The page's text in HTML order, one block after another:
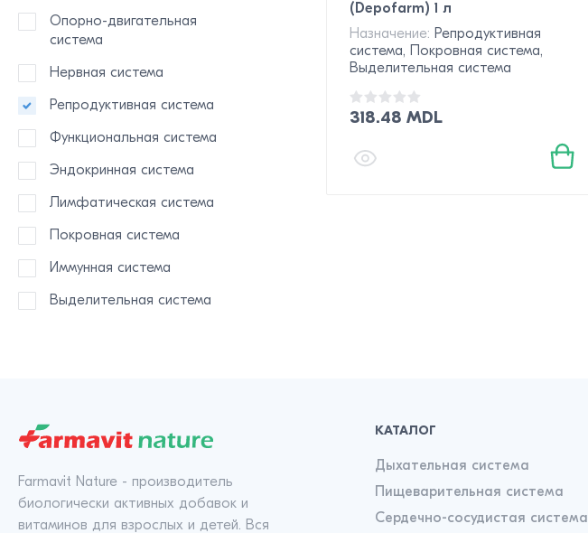
Опорно-двигательная
система
Нервная система
Репродуктивная система
Функциональная система
Эндокринная система
Лимфатическая система
Покровная система
Иммунная система
Выделительная система
(Depofarm) 1 л
Назначение: Репродуктивная
система, Покровная система,
Выделительная система
318.48 MDL
Farmavit Nature - производитель
биологически активных добавок и
витаминов для взрослых и детей. Вся
КАТАЛОГ
Дыхательная система
Пищеварительная система
Сердечно-сосудистая система